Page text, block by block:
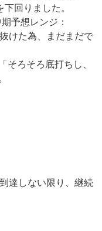
回りました。
予想レンジ：
けた為、まだまだで
そろそろ底打ちし、
達しない限り、継続